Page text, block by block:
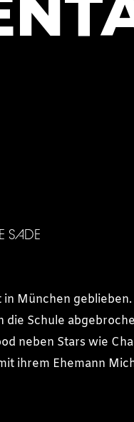
SADE
München
Schule
neben Stars wie
ihrem Ehemann